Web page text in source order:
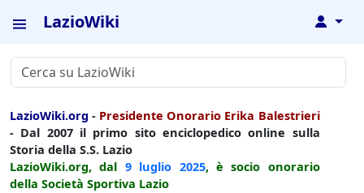
LazioWiki ↓
LazioWiki.org - Presidente Onorario Erika Balestrieri
- Dal 2007 il primo sito enciclopedico online sulla
Storia della S.S. Lazio
LazioWiki.org, dal 9 luglio 2025, è socio onorario
della Società Sportiva Lazio